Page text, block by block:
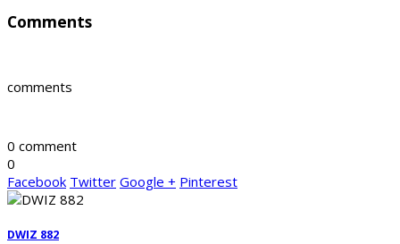
Comments
comments
0 comment
0
Facebook Twitter Google + Pinterest
DWIZ 882